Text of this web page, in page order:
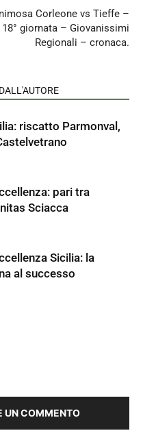
Corleone vs Tieffe –
18° giornata – Giovanissimi
Regionali – cronaca.
riscatto Parmonval,
pari tra
Sciacca
Sicilia: la
al successo
UN COMMENTO